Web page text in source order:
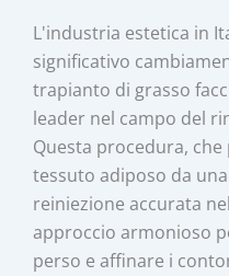
L'industria estetica in
significativo
trapianto di grasso
leader nel campo del
Questa procedura,
tessuto adiposo da
reiniezione accurata
approccio armonioso
perso e affinare i